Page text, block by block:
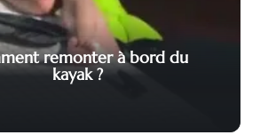
remonter à bord du
kayak ?